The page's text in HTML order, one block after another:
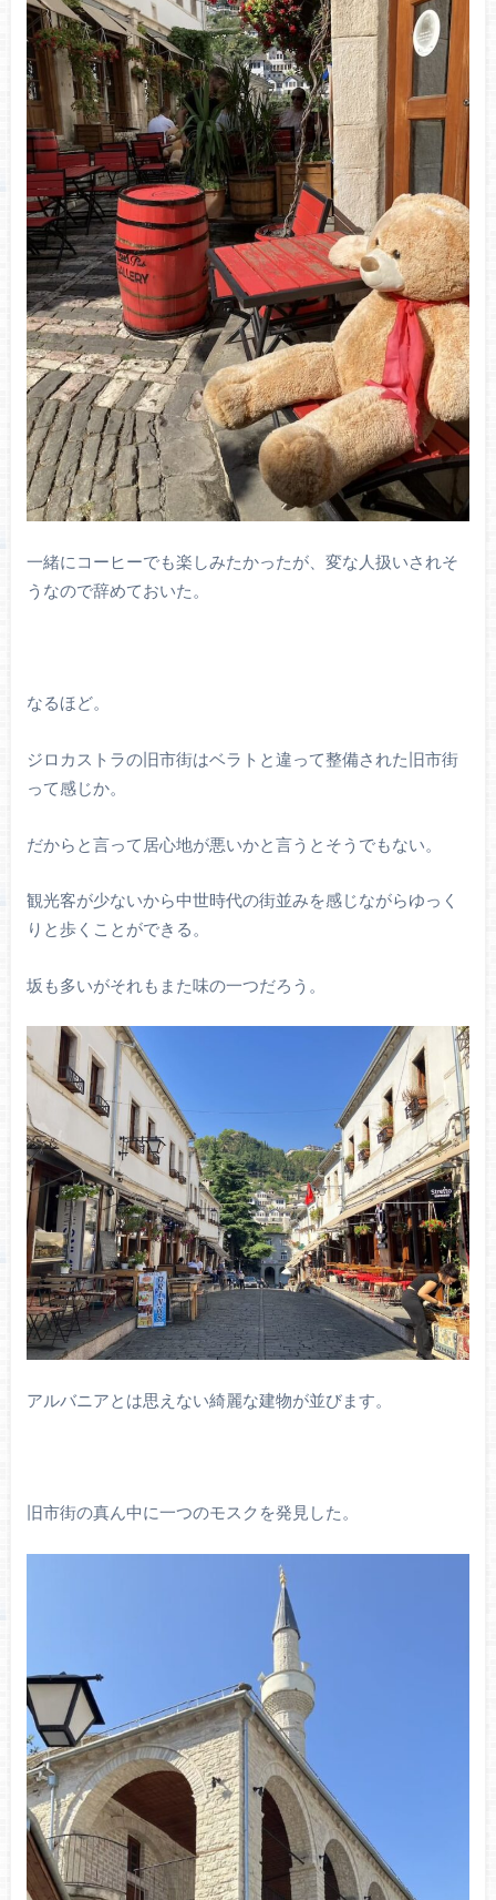
一緒にコーヒーでも楽しみたかったが、変な人扱いされそ
うなので辞めておいた。
なるほど。
ジロカストラの旧市街はベラトと違って整備された旧市街
って感じか。
だからと言って居心地が悪いかと言うとそうでもない。
観光客が少ないから中世時代の街並みを感じながらゆっく
りと歩くことができる。
坂も多いがそれもまた味の一つだろう。
アルバニアとは思えない綺麗な建物が並びます。
旧市街の真ん中に一つのモスクを発見した。